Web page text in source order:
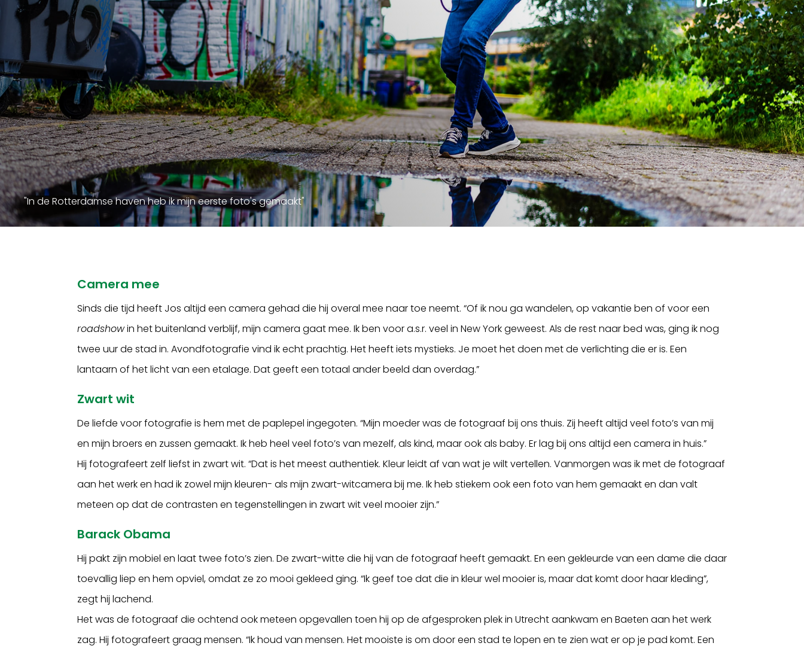
"In de Rotterdamse haven heb ik mijn eerste foto's gemaakt"
Camera mee
Sinds die tijd heeft Jos altijd een camera gehad die hij overal mee naar toe neemt. “Of ik nou ga wandelen, op vakantie ben of voor een
roadshowin het buitenland verblijf, mijn camera gaat mee. Ik ben voor a.s.r. veel in New York geweest. Als de rest naar bed was, ging ik nog
twee uur de stad in. Avondfotografie vind ik echt prachtig. Het heeft iets mystieks. Je moet het doen met de verlichting die er is. Een
lantaarn of het licht van een etalage. Dat geeft een totaal ander beeld dan overdag.”
Zwart wit
De liefde voor fotografie is hem met de paplepel ingegoten. “Mijn moeder was de fotograaf bij ons thuis. Zij heeft altijd veel foto’s van mij
en mijn broers en zussen gemaakt. Ik heb heel veel foto’s van mezelf, als kind, maar ook als baby. Er lag bij ons altijd een camera in huis.”
Hij fotografeert zelf liefst in zwart wit. “Dat is het meest authentiek. Kleur leidt af van wat je wilt vertellen. Vanmorgen was ik met de fotograaf
aan het werk en had ik zowel mijn kleuren- als mijn zwart-witcamera bij me. Ik heb stiekem ook een foto van hem gemaakt en dan valt
meteen op dat de contrasten en tegenstellingen in zwart wit veel mooier zijn.”
Barack Obama
Hij pakt zijn mobiel en laat twee foto’s zien. De zwart-witte die hij van de fotograaf heeft gemaakt. En een gekleurde van een dame die daar
toevallig liep en hem opviel, omdat ze zo mooi gekleed ging. “Ik geef toe dat die in kleur wel mooier is, maar dat komt door haar kleding”,
zegt hij lachend.
Het was de fotograaf die ochtend ook meteen opgevallen toen hij op de afgesproken plek in Utrecht aankwam en Baeten aan het werk
zag. Hij fotografeert graag mensen. “Ik houd van mensen. Het mooiste is om door een stad te lopen en te zien wat er op je pad komt. Een